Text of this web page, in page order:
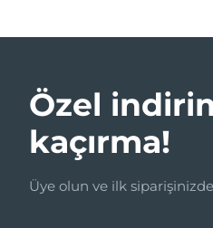
Özel
kaçırma!
Üye olun ve ilk